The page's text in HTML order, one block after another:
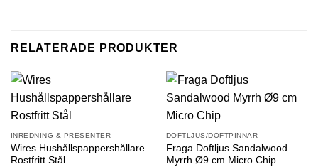
RELATERADE PRODUKTER
INREDNING & PRESENTER
Wires Hushållspappershållare
Rostfritt Stål
DOFTLJUS/DOFTPINNAR
Fraga Doftljus Sandalwood
Myrrh Ø9 cm Micro Chip